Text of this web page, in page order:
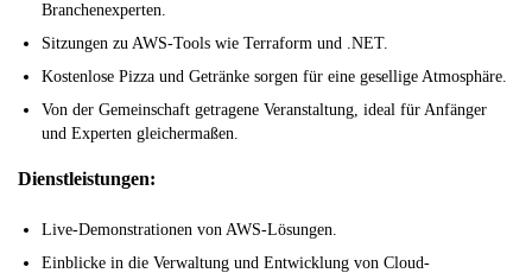
Branchenexperten.
Sitzungen zu AWS-Tools wie Terraform und .NET.
Kostenlose Pizza und Getränke sorgen für eine gesellige Atmosphäre.
Von der Gemeinschaft getragene Veranstaltung, ideal für Anfänger
und Experten gleichermaßen.
Dienstleistungen:
Live-Demonstrationen von AWS-Lösungen.
Einblicke in die Verwaltung und Entwicklung von Cloud-